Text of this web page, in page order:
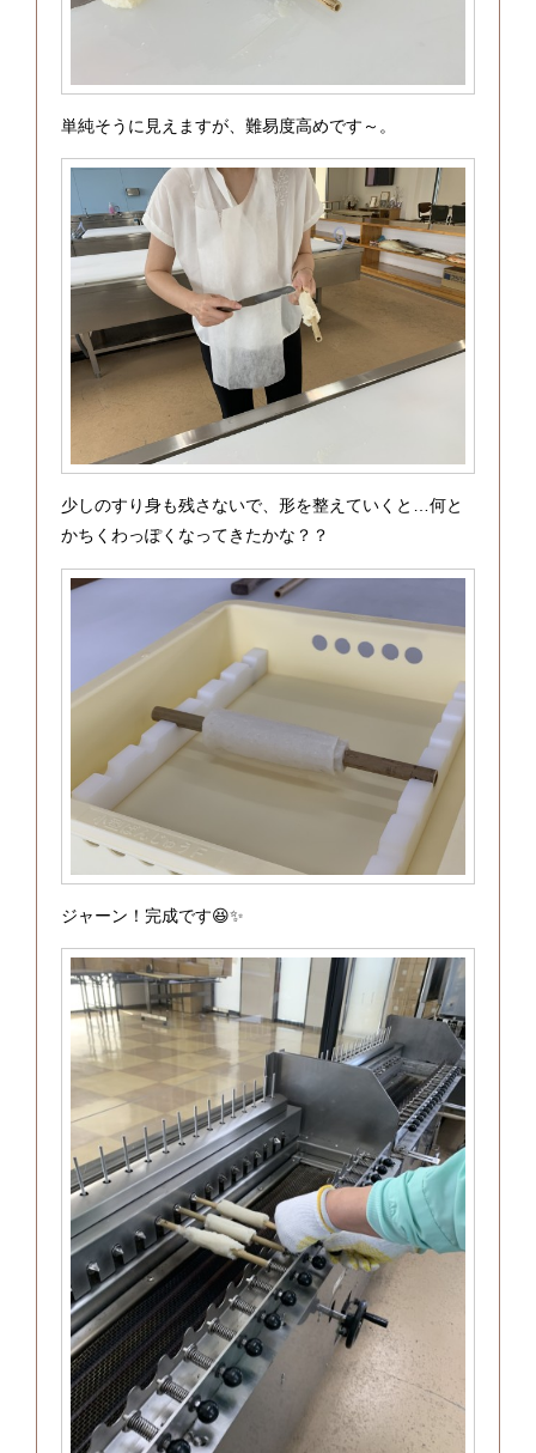
単純そうに見えますが、難易度高めです～。
少しのすり身も残さないで、形を整えていくと…何と
かちくわっぽくなってきたかな？？
ジャーン！完成です😆✨